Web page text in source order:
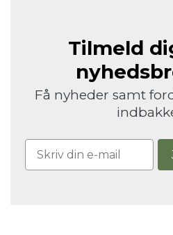
Tilmeld
Få nyheder samt